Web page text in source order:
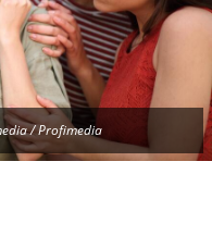
/ Profimedia